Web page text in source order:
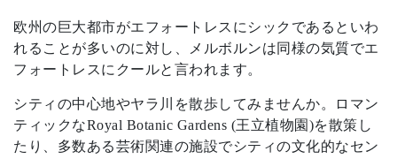
欧州の巨大都市がエフォートレスにシックであるといわ
れることが多いのに対し、メルボルンは同様の気質でエ
フォートレスにクールと言われます。
シティの中心地やヤラ川を散歩してみませんか。ロマン
ティックなRoyal Botanic Gardens (王立植物園)を散策し
たり、多数ある芸術関連の施設でシティの文化的なセン